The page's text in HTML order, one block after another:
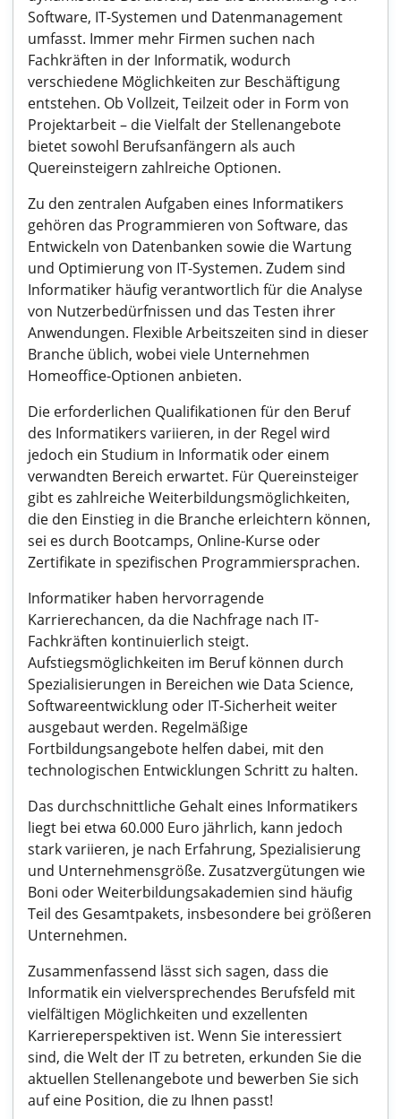
Software, IT-Systemen und Datenmanagement
umfasst. Immer mehr Firmen suchen nach
Fachkräften in der Informatik, wodurch
verschiedene Möglichkeiten zur Beschäftigung
entstehen. Ob Vollzeit, Teilzeit oder in Form von
Projektarbeit – die Vielfalt der Stellenangebote
bietet sowohl Berufsanfängern als auch
Quereinsteigern zahlreiche Optionen.
Zu den zentralen Aufgaben eines Informatikers
gehören das Programmieren von Software, das
Entwickeln von Datenbanken sowie die Wartung
und Optimierung von IT-Systemen. Zudem sind
Informatiker häufig verantwortlich für die Analyse
von Nutzerbedürfnissen und das Testen ihrer
Anwendungen. Flexible Arbeitszeiten sind in dieser
Branche üblich, wobei viele Unternehmen
Homeoffice-Optionen anbieten.
Die erforderlichen Qualifikationen für den Beruf
des Informatikers variieren, in der Regel wird
jedoch ein Studium in Informatik oder einem
verwandten Bereich erwartet. Für Quereinsteiger
gibt es zahlreiche Weiterbildungsmöglichkeiten,
die den Einstieg in die Branche erleichtern können,
sei es durch Bootcamps, Online-Kurse oder
Zertifikate in spezifischen Programmiersprachen.
Informatiker haben hervorragende
Karrierechancen, da die Nachfrage nach IT-
Fachkräften kontinuierlich steigt.
Aufstiegsmöglichkeiten im Beruf können durch
Spezialisierungen in Bereichen wie Data Science,
Softwareentwicklung oder IT-Sicherheit weiter
ausgebaut werden. Regelmäßige
Fortbildungsangebote helfen dabei, mit den
technologischen Entwicklungen Schritt zu halten.
Das durchschnittliche Gehalt eines Informatikers
liegt bei etwa 60.000 Euro jährlich, kann jedoch
stark variieren, je nach Erfahrung, Spezialisierung
und Unternehmensgröße. Zusatzvergütungen wie
Boni oder Weiterbildungsakademien sind häufig
Teil des Gesamtpakets, insbesondere bei größeren
Unternehmen.
Zusammenfassend lässt sich sagen, dass die
Informatik ein vielversprechendes Berufsfeld mit
vielfältigen Möglichkeiten und exzellenten
Karriereperspektiven ist. Wenn Sie interessiert
sind, die Welt der IT zu betreten, erkunden Sie die
aktuellen Stellenangebote und bewerben Sie sich
auf eine Position, die zu Ihnen passt!